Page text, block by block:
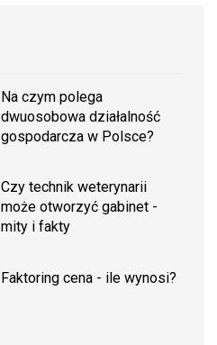
Na czym polega
dwuosobowa działalność
gospodarcza w Polsce?
Czy technik weterynarii
może otworzyć gabinet -
mity i fakty
Faktoring cena - ile wynosi?